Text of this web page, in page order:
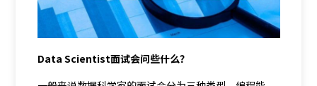
Data Scientist面试会问些什么？